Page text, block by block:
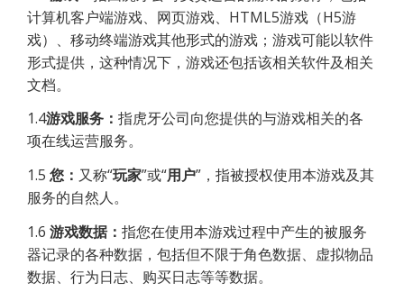
计算机客户端游戏、网页游戏、HTML5游戏（H5游
戏）、移动终端游戏其他形式的游戏；游戏可能以软件
形式提供，这种情况下，游戏还包括该相关软件及相关
文档。
1.4游戏服务： 指虎牙公司向您提供的与游戏相关的各
项在线运营服务。
1.5 您： 又称“玩家”或“用户”，指被授权使用本游戏及其
服务的自然人。
1.6 游戏数据： 指您在使用本游戏过程中产生的被服务
器记录的各种数据，包括但不限于角色数据、虚拟物品
数据、行为日志、购买日志等等数据。